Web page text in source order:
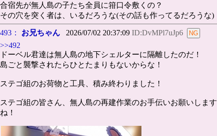
合宿先が無人島の子たち全員に箝口令敷くの？
その穴を突く者は、いるだろうな(その話も作ってるだろうな)
493： お兄ちゃん 2026/07/02 20:37:09 ID:DvMPl7uJp6
>>492
ドーベル君達は無人島の地下シェルターに隔離したのだ！
島ごと襲撃されたらひとたまりもないからな！
ステゴ組のお荷物と工具、積み終わりました！
ステゴ組の皆さん、無人島の再建作業のお手伝いお願いします
ね！